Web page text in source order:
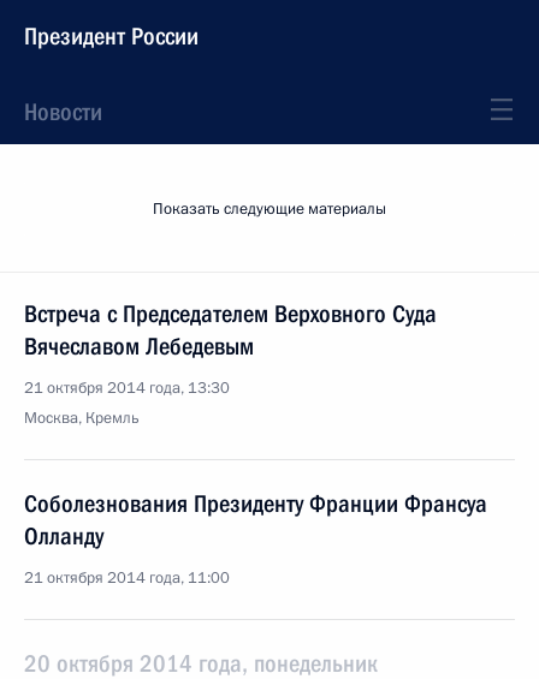
Президент России
Новости
Показать следующие материалы
Встреча с Председателем Верховного Суда
Вячеславом Лебедевым
21 октября 2014 года, 13:30
Москва, Кремль
Соболезнования Президенту Франции Франсуа
Олланду
21 октября 2014 года, 11:00
20 октября 2014 года, понедельник